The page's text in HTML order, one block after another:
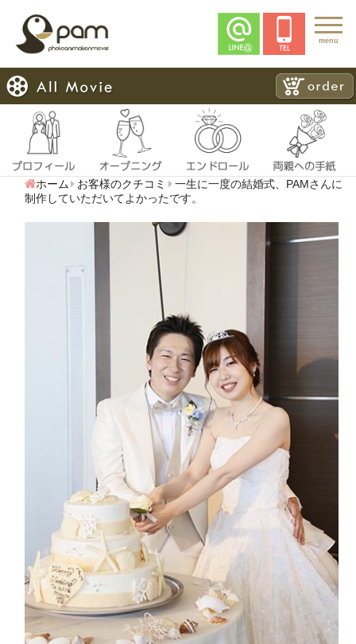
menu
ホーム お客様のクチコミ
一生に一度の結婚式、PAMさんに
制作していただいてよかったです。